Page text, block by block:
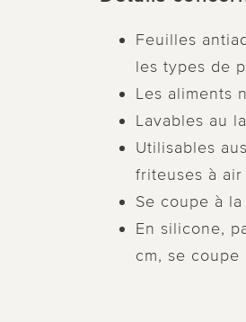
Feuilles
les types de
Les aliments
Lavables au
Utilisables
friteuses à air
Se coupe à
En silicone,
cm, se coupe